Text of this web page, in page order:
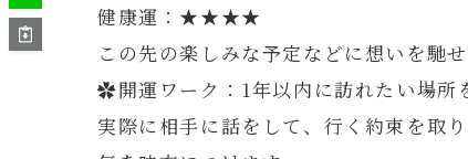
健康運：★★★★
この先の楽しみな予定などに想いを馳
✿開運ワーク：1年以内に訪れたい場所
実際に相手に話をして、行く約束を取